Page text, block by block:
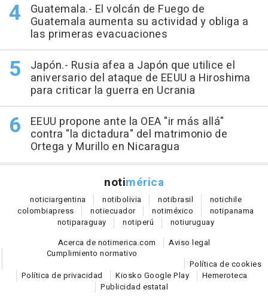
Guatemala.- El volcán de Fuego de
Guatemala aumenta su actividad y obliga a
las primeras evacuaciones
Japón.- Rusia afea a Japón que utilice el
aniversario del ataque de EEUU a Hiroshima
para criticar la guerra en Ucrania
EEUU propone ante la OEA "ir más allá"
contra "la dictadura" del matrimonio de
Ortega y Murillo en Nicaragua
notimérica
noticiargentina notibolivia notibrasil notichile
colombiapress notiecuador notiméxico notipanama
notiparaguay notiperú notiuruguay
Acerca de notimerica.com
Aviso legal
Cumplimiento normativo
Política de cookies
Política de privacidad
Kiosko Google Play
Hemeroteca
Publicidad estatal